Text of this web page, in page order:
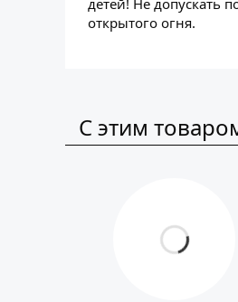
детей! Не допускать
открытого огня.
С этим